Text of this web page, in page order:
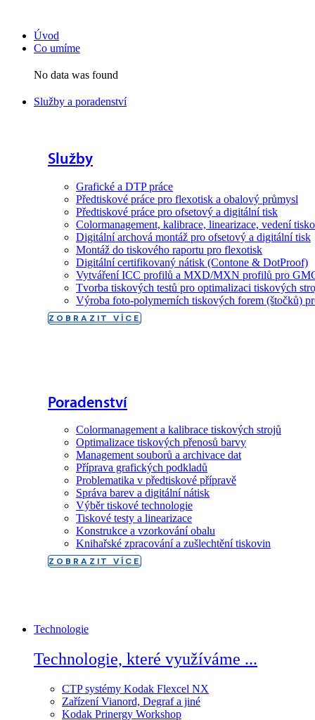
obsahuÚvod
Co umíme
No data was found
Služby a poradenství
Služby
Grafické a DTP práce
Předtiskové práce pro flexotisk a obalový průmysl
Předtiskové práce pro ofsetový a digitální tisk
Colormanagement, kalibrace, linearizace, vedení
Digitální archová montáž pro ofsetový a digitální tisk
Montáž do tiskového raportu pro flexotisk
Digitální certifikovaný nátisk (Contone & DotProof)
Vytváření ICC profilů a MXD/MXN profilů pro
Tvorba tiskových testů pro optimalizaci tiskových
Výroba foto-polymerních tiskových forem (štočků)
ZOBRAZIT VÍCE
Poradenství
Colormanagement a kalibrace tiskových strojů
Optimalizace tiskových přenosů barvy
Management souborů a archivace dat
Příprava grafických podkladů
Problematika v předtiskové přípravě
Správa barev a digitální nátisk
Výběr tiskové technologie
Tiskové testy a linearizace
Konstrukce a vzorkování obalu
Knihařské zpracování a zušlechtění tiskovin
ZOBRAZIT VÍCE
Technologie
Technologie, které využíváme ...
CTP systémy Kodak Flexcel NX
Zařízení Vianord, Degraf a jiné
Kodak Prinergy Workshop